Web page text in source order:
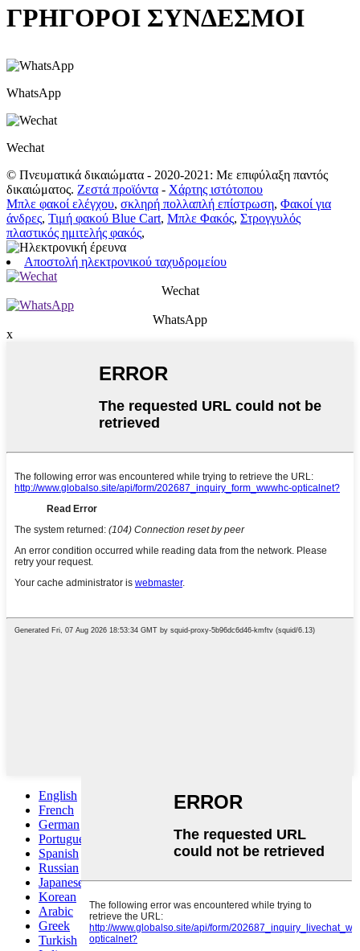
ΓΡΗΓΟΡΟΙ ΣΥΝΔΕΣΜΟΙ
WhatsApp
Wechat
© Πνευματικά δικαιώματα - 2020-2021: Με επιφύλαξη παντός
δικαιώματος. Ζεστά προϊόντα - Χάρτης ιστότοπου
Μπλε φακοί ελέγχου, σκληρή πολλαπλή επίστρωση, Φακοί για
άνδρες, Τιμή φακού Blue Cart, Μπλε Φακός, Στρογγυλός
πλαστικός ημιτελής φακός,
Αποστολή ηλεκτρονικού ταχυδρομείου
Wechat
WhatsApp
x
English
French
German
Portuguese
Spanish
Russian
Japanese
Korean
Arabic
Greek
Turkish